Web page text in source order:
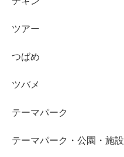
ツアー
つばめ
ツバメ
テーマパーク
テーマパーク・公園・施設